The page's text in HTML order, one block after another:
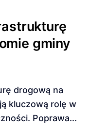
gminy
kluczową rolę w
Poprawa...